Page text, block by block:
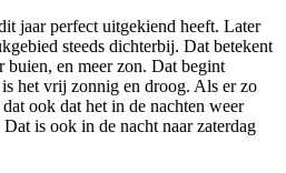
jaar perfect uitgekiend heeft. Later
steeds dichterbij. Dat betekent
en meer zon. Dat begint
het vrij zonnig en droog. Als er zo
ook dat het in de nachten weer
is ook in de nacht naar zaterdag